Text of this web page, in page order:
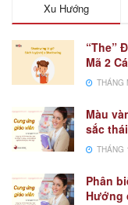
Xu Hướng
“The”
Mã 2
THÁNG
Màu
sắc
THÁNG
Phân
Hướng